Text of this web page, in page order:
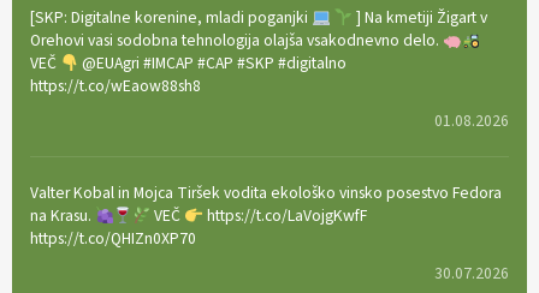
[SKP: Digitalne korenine, mladi poganjki
] Na kmetiji Žigart v
Orehovi vasi sodobna tehnologija olajša vsakodnevno delo.
VEČ
@EUAgri #IMCAP #CAP #SKP #digitalno
https://t.co/wEaow88sh8
01.08.2026
Valter Kobal in Mojca Tiršek vodita ekološko vinsko posestvo Fedora
na Krasu.
VEČ
https://t.co/LaVojgKwfF
https://t.co/QHIZn0XP70
30.07.2026